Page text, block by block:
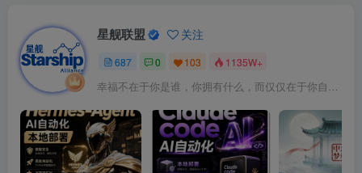
星舰联盟 关注
687 0 103 1135W+
幸福不在于你是谁，你拥有什么，而仅仅在于你自己怎么看待